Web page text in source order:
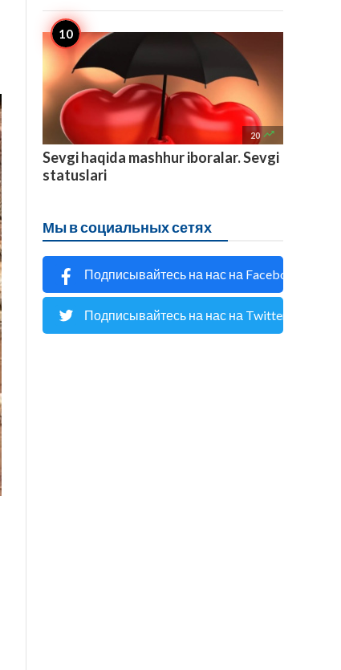
20 
Sevgi haqida mashhur iboralar. Sevgi
statuslari
Мы в социальных сетях
Подписывайтесь на нас на Facebook
Подписывайтесь на нас на Twitter